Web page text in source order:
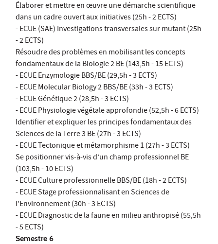
Élaborer et mettre en œuvre une démarche scientifique
dans un cadre ouvert aux initiatives (25h - 2 ECTS)
- ECUE (SAE) Investigations transversales sur mutant (25h
- 2 ECTS)
Résoudre des problèmes en mobilisant les concepts
fondamentaux de la Biologie 2 BE (143,5h - 15 ECTS)
- ECUE Enzymologie BBS/BE (29,5h - 3 ECTS)
- ECUE Molecular Biology 2 BBS/BE (33h - 3 ECTS)
- ECUE Génétique 2 (28,5h - 3 ECTS)
- ECUE Physiologie végétale approfondie (52,5h - 6 ECTS)
Identifier et expliquer les principes fondamentaux des
Sciences de la Terre 3 BE (27h - 3 ECTS)
- ECUE Tectonique et métamorphisme 1 (27h - 3 ECTS)
Se positionner vis-à-vis d’un champ professionnel BE
(103,5h - 10 ECTS)
- ECUE Culture professionnelle BBS/BE (18h - 2 ECTS)
- ECUE Stage professionnalisant en Sciences de
l'Environnement (30h - 3 ECTS)
- ECUE Diagnostic de la faune en milieu anthropisé (55,5h
- 5 ECTS)
Semestre 6